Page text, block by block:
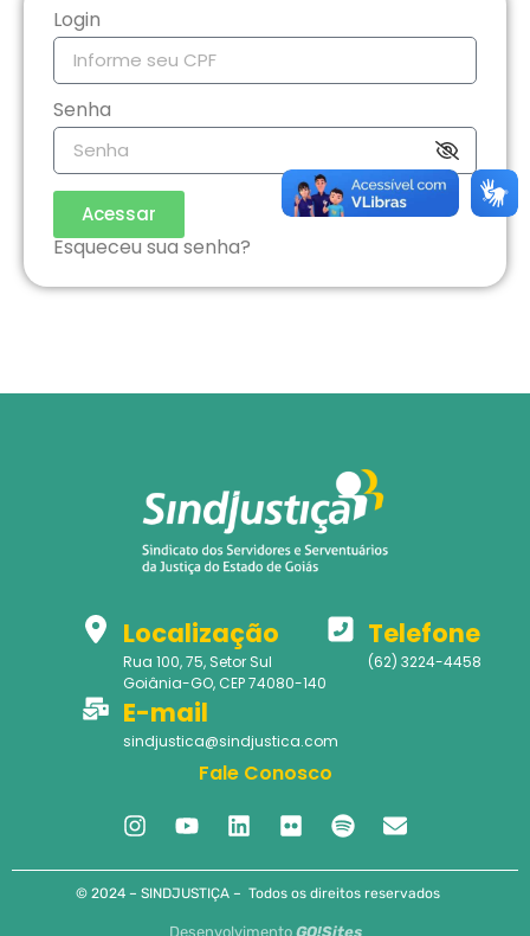
Login
Senha
Acessar
Esqueceu sua senha?
Localização
Rua 100, 75, Setor Sul
Goiânia-GO, CEP 74080-140
Telefone
(62) 3224-4458
E-mail
sindjustica@sindjustica.com
Fale Conosco
© 2024 – SINDJUSTIÇA – Todos os direitos reservados
Desenvolvimento GO!Sites